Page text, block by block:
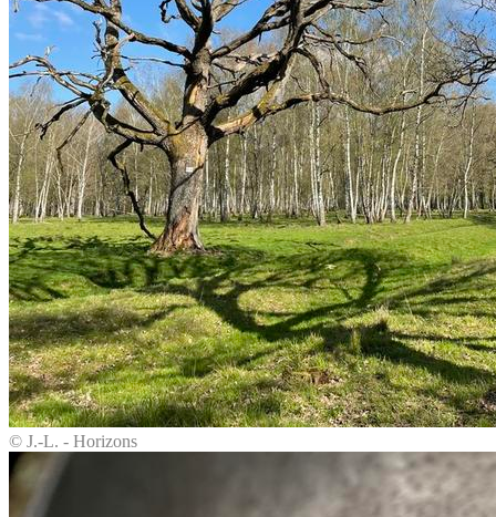
© J.-L. - Horizons